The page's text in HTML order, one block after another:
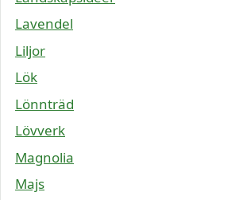
Lavendel
Liljor
Lök
Lönnträd
Lövverk
Magnolia
Majs